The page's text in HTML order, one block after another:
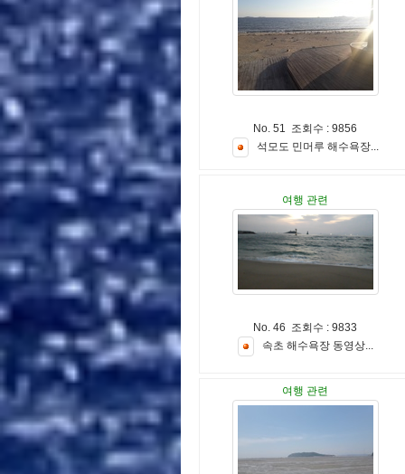
No. 51 조회수 : 9856
석 모도 민머 루 해 수욕장...
여행 관련
No. 46 조회수 : 9833
속초 해 수욕장 동영상...
여행 관련